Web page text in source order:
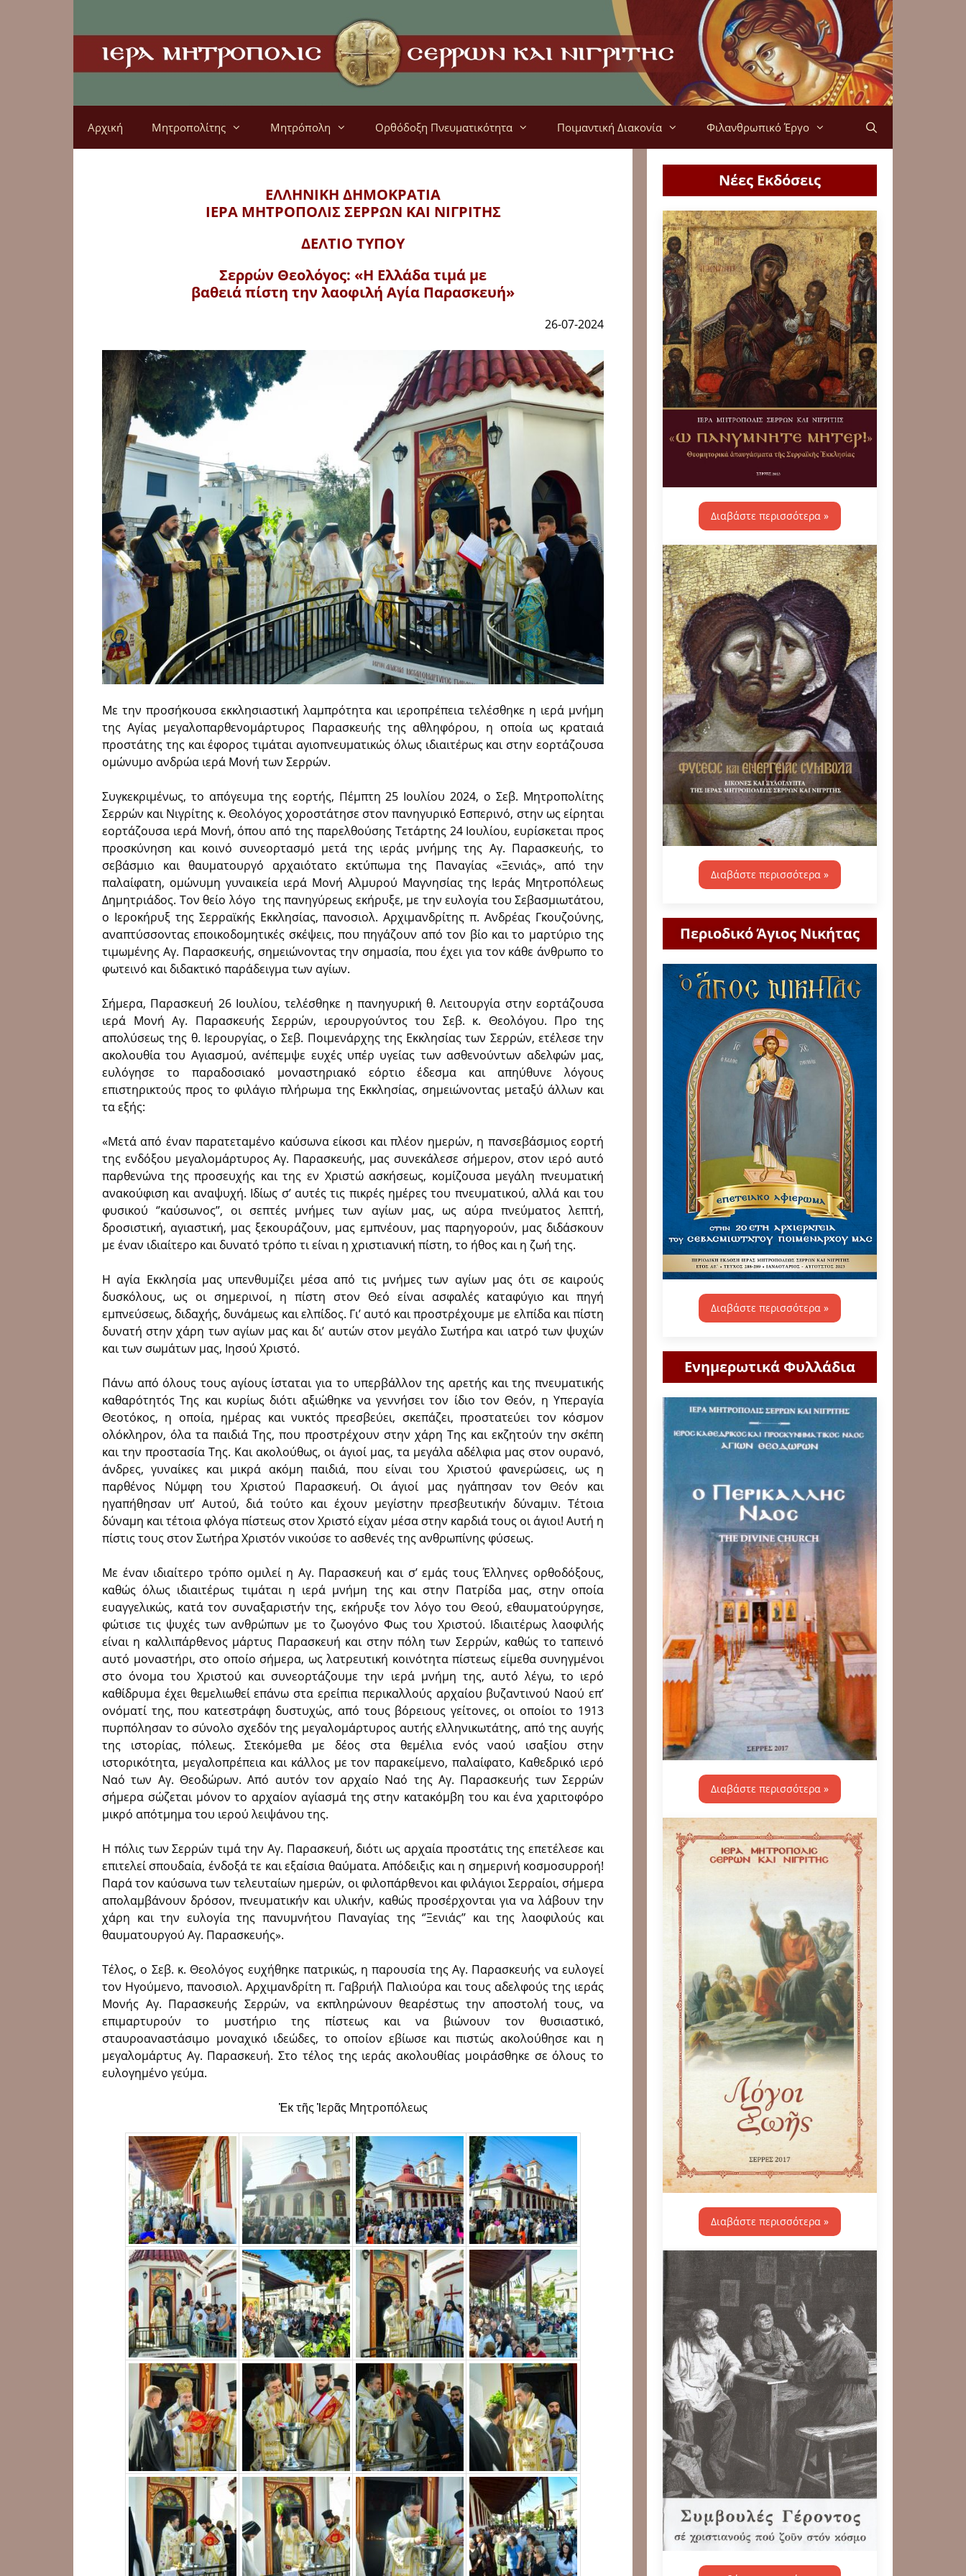
Αρχική Μητροπολίτης Μητρόπολη Ορθόδοξη Πνευματικότητα Ποιμαντική Διακονία Φιλανθρωπικό Έργο
ΕΛΛΗΝΙΚΗ ΔΗΜΟΚΡΑΤΙΑ
ΙΕΡΑ ΜΗΤΡΟΠΟΛΙΣΣΕΡΡΩΝ ΚΑΙ ΝΙΓΡΙΤΗΣ
ΔΕΛΤΙΟ ΤΥΠΟΥ
Σερρών Θεολόγος: «Η Ελλάδα τιμά με
βαθειά πίστη την λαοφιλή Αγία Παρασκευή»
26-07-2024
Με την προσήκουσα εκκλησιαστική λαμπρότητα και ιεροπρέπεια τελέσθηκε η ιερά μνήμη
της Αγίας μεγαλοπαρθενομάρτυρος Παρασκευής της αθληφόρου, η οποία ως κραταιά
προστάτης της και έφορος τιμάται αγιοπνευματικώς όλως ιδιαιτέρως και στην εορτάζουσα
ομώνυμο ανδρώα ιερά Μονή των Σερρών.
Συγκεκριμένως, το απόγευμα της εορτής, Πέμπτη 25 Ιουλίου 2024, ο Σεβ. Μητροπολίτης
Σερρών και Νιγρίτης κ. Θεολόγος χοροστάτησε στον πανηγυρικό Εσπερινό, στην ως είρηται
εορτάζουσα ιερά Μονή, όπου από της παρελθούσης Τετάρτης 24 Ιουλίου, ευρίσκεται προς
προσκύνηση και κοινό συνεορτασμό μετά της ιεράς μνήμης της Αγ. Παρασκευής, το
σεβάσμιο και θαυματουργό αρχαιότατο εκτύπωμα της Παναγίας «Ξενιάς», από την
παλαίφατη, ομώνυμη γυναικεία ιερά Μονή Αλμυρού Μαγνησίας της Ιεράς Μητροπόλεως
Δημητριάδος. Τον θείο λόγο της πανηγύρεως εκήρυξε, με την ευλογία του Σεβασμιωτάτου,
ο Ιεροκήρυξ της Σερραϊκής Εκκλησίας, πανοσιολ. Αρχιμανδρίτης π. Ανδρέας Γκουζούνης,
αναπτύσσοντας εποικοδομητικές σκέψεις, που πηγάζουν από τον βίο και το μαρτύριο της
τιμωμένης Αγ. Παρασκευής, σημειώνοντας την σημασία, που έχει για τον κάθε άνθρωπο το
φωτεινό και διδακτικό παράδειγμα των αγίων.
Σήμερα, Παρασκευή 26 Ιουλίου, τελέσθηκε η πανηγυρική θ. Λειτουργία στην εορτάζουσα
ιερά Μονή Αγ. Παρασκευής Σερρών, ιερουργούντος του Σεβ. κ. Θεολόγου. Προ της
απολύσεως της θ. Ιερουργίας, ο Σεβ. Ποιμενάρχης της Εκκλησίας των Σερρών, ετέλεσε την
ακολουθία του Αγιασμού, ανέπεμψε ευχές υπέρ υγείας των ασθενούντων αδελφών μας,
ευλόγησε το παραδοσιακό μοναστηριακό εόρτιο έδεσμα και απηύθυνε λόγους
επιστηρικτούς προς το φιλάγιο πλήρωμα της Εκκλησίας, σημειώνοντας μεταξύ άλλων και
τα εξής:
«Μετά από έναν παρατεταμένο καύσωνα είκοσι και πλέον ημερών, η πανσεβάσμιος εορτή
της ενδόξου μεγαλομάρτυρος Αγ. Παρασκευής, μας συνεκάλεσε σήμερον, στον ιερό αυτό
παρθενώνα της προσευχής και της εν Χριστώ ασκήσεως, κομίζουσα μεγάλη πνευματική
ανακούφιση και αναψυχή. Ιδίως σ’ αυτές τις πικρές ημέρες του πνευματικού, αλλά και του
φυσικού ‘’καύσωνος’’, οι σεπτές μνήμες των αγίων μας, ως αύρα πνεύματος λεπτή,
δροσιστική, αγιαστική, μας ξεκουράζουν, μας εμπνέουν, μας παρηγορούν, μας διδάσκουν
με έναν ιδιαίτερο και δυνατό τρόπο τι είναι η χριστιανική πίστη, το ήθος και η ζωή της.
Η αγία Εκκλησία μας υπενθυμίζει μέσα από τις μνήμες των αγίων μας ότι σε καιρούς
δυσκόλους, ως οι σημερινοί, η πίστη στον Θεό είναι ασφαλές καταφύγιο και πηγή
εμπνεύσεως, διδαχής, δυνάμεως και ελπίδος. Γι’ αυτό και προστρέχουμε με ελπίδα και πίστη
δυνατή στην χάρη των αγίων μας και δι’ αυτών στον μεγάλο Σωτήρα και ιατρό των ψυχών
και των σωμάτων μας, Ιησού Χριστό.
Πάνω από όλους τους αγίους ίσταται για το υπερβάλλον της αρετής και της πνευματικής
καθαρότητός Της και κυρίως διότι αξιώθηκε να γεννήσει τον ίδιο τον Θεόν, η Υπεραγία
Θεοτόκος, η οποία, ημέρας και νυκτός πρεσβεύει, σκεπάζει, προστατεύει τον κόσμον
ολόκληρον, όλα τα παιδιά Της, που προστρέχουν στην χάρη Της και εκζητούν την σκέπη
και την προστασία Της. Και ακολούθως, οι άγιοί μας, τα μεγάλα αδέλφια μας στον ουρανό,
άνδρες, γυναίκες και μικρά ακόμη παιδιά, που είναι του Χριστού φανερώσεις, ως η
παρθένος Νύμφη του Χριστού Παρασκευή. Οι άγιοί μας ηγάπησαν τον Θεόν και
ηγαπήθησαν υπ’ Αυτού, διά τούτο και έχουν μεγίστην πρεσβευτικήν δύναμιν. Τέτοια
δύναμη και τέτοια φλόγα πίστεως στον Χριστό είχαν μέσα στην καρδιά τους οι άγιοι! Αυτή η
πίστις τους στον Σωτήρα Χριστόν νικούσε το ασθενές της ανθρωπίνης φύσεως.
Με έναν ιδιαίτερο τρόπο ομιλεί η Αγ. Παρασκευή και σ’ εμάς τους Έλληνες ορθοδόξους,
καθώς όλως ιδιαιτέρως τιμάται η ιερά μνήμη της και στην Πατρίδα μας, στην οποία
ευαγγελικώς, κατά τον συναξαριστήν της, εκήρυξε τον λόγο του Θεού, εθαυματούργησε,
φώτισε τις ψυχές των ανθρώπων με το ζωογόνο Φως του Χριστού. Ιδιαιτέρως λαοφιλής
είναι η καλλιπάρθενος μάρτυς Παρασκευή και στην πόλη των Σερρών, καθώς το ταπεινό
αυτό μοναστήρι, στο οποίο σήμερα, ως λατρευτική κοινότητα πίστεως είμεθα συνηγμένοι
στο όνομα του Χριστού και συνεορτάζουμε την ιερά μνήμη της, αυτό λέγω, το ιερό
καθίδρυμα έχει θεμελιωθεί επάνω στα ερείπια περικαλλούς αρχαίου βυζαντινού Ναού επ’
ονόματί της, που κατεστράφη δυστυχώς, από τους βόρειους γείτονες, οι οποίοι το 1913
πυρπόλησαν το σύνολο σχεδόν της μεγαλομάρτυρος αυτής ελληνικωτάτης, από της αυγής
της ιστορίας, πόλεως. Στεκόμεθα με δέος στα θεμέλια ενός ναού ισαξίου στην
ιστορικότητα, μεγαλοπρέπεια και κάλλος με τον παρακείμενο, παλαίφατο, Καθεδρικό ιερό
Ναό των Αγ. Θεοδώρων. Από αυτόν τον αρχαίο Ναό της Αγ. Παρασκευής των Σερρών
σήμερα σώζεται μόνον το αρχαίον αγίασμά της στην κατακόμβη του και ένα χαριτοφόρο
μικρό απότμημα του ιερού λειψάνου της.
Η πόλις των Σερρών τιμά την Αγ. Παρασκευή, διότι ως αρχαία προστάτις της επετέλεσε και
επιτελεί σπουδαία, ένδοξά τε και εξαίσια θαύματα. Απόδειξις και η σημερινή κοσμοσυρροή!
Παρά τον καύσωνα των τελευταίων ημερών, οι φιλοπάρθενοι και φιλάγιοι Σερραίοι, σήμερα
απολαμβάνουν δρόσον, πνευματικήν και υλικήν, καθώς προσέρχονται για να λάβουν την
χάρη και την ευλογία της πανυμνήτου Παναγίας της ‘’Ξενιάς’’ και της λαοφιλούς και
θαυματουργού Αγ. Παρασκευής».
Τέλος, ο Σεβ. κ. Θεολόγος ευχήθηκε πατρικώς, η παρουσία της Αγ. Παρασκευής να ευλογεί
τον Ηγούμενο, πανοσιολ. Αρχιμανδρίτη π. Γαβριήλ Παλιούρα και τους αδελφούς της ιεράς
Μονής Αγ. Παρασκευής Σερρών, να εκπληρώνουν θεαρέστως την αποστολή τους, να
επιμαρτυρούν το μυστήριο της πίστεως και να βιώνουν τον θυσιαστικό,
σταυροαναστάσιμο μοναχικό ιδεώδες, το οποίον εβίωσε και πιστώς ακολούθησε και η
μεγαλομάρτυς Αγ. Παρασκευή. Στο τέλος της ιεράς ακολουθίας μοιράσθηκε σε όλους το
ευλογημένο γεύμα.
Ἐκ τῆς Ἱερᾶς Μητροπόλεως
Νέες Εκδόσεις
Διαβάστε περισσότερα »
Διαβάστε περισσότερα »
Περιοδικό Άγιος Νικήτας
Διαβάστε περισσότερα »
Ενημερωτικά Φυλλάδια
Διαβάστε περισσότερα »
Διαβάστε περισσότερα »